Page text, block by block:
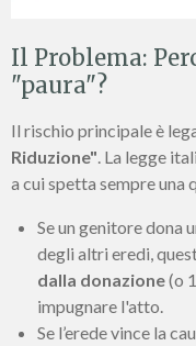
Il Problema:
"paura"?
Il rischio principale è
Riduzione" . La legge
a cui spetta sempre una
Se un genitore dona
degli altri eredi,
dalla donazione(o
impugnare l'atto.
Se l’erede vince la